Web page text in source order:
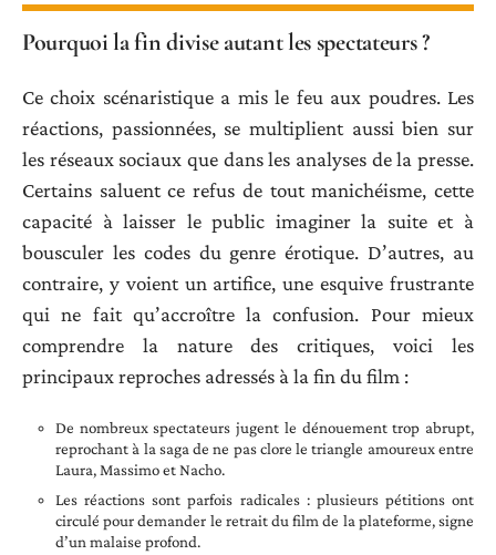
Pourquoi la fin divise autant les spectateurs ?
Ce choix scénaristique a mis le feu aux poudres. Les
réactions, passionnées, se multiplient aussi bien sur
les réseaux sociaux que dans les analyses de la presse.
Certains saluent ce refus de tout manichéisme, cette
capacité à laisser le public imaginer la suite et à
bousculer les codes du genre érotique. D’autres, au
contraire, y voient un artifice, une esquive frustrante
qui ne fait qu’accroître la confusion. Pour mieux
comprendre la nature des critiques, voici les
principaux reproches adressés à la fin du film :
De nombreux spectateurs jugent le dénouement trop abrupt,
reprochant à la saga de ne pas clore le triangle amoureux entre
Laura, Massimo et Nacho.
Les réactions sont parfois radicales : plusieurs pétitions ont
circulé pour demander le retrait du film de la plateforme, signe
d’un malaise profond.